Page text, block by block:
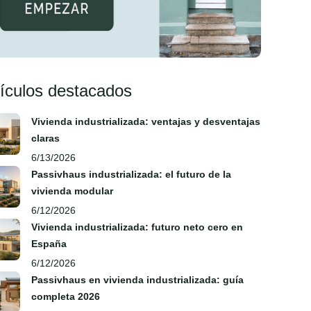
destacados
Vivienda industrializada: ventajas y desventajas
claras
6/13/2026
Passivhaus industrializada: el futuro de la
vivienda modular
6/12/2026
Vivienda industrializada: futuro neto cero en
España
6/12/2026
Passivhaus en vivienda industrializada: guía
completa 2026